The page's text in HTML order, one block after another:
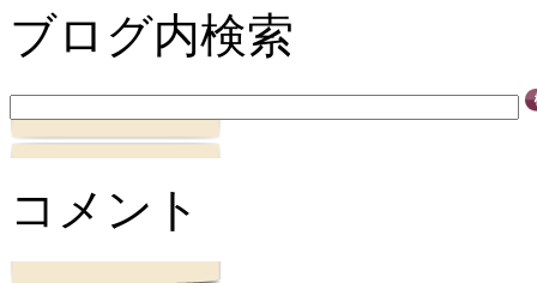
ブログ内検索
コメント